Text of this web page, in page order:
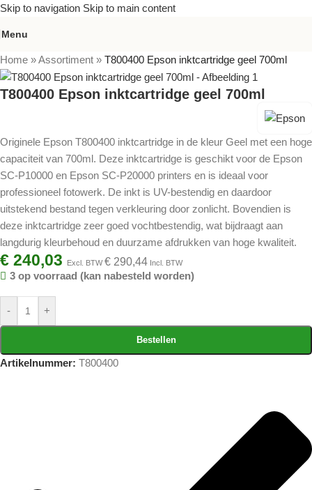
Skip to navigation Skip to main content
Menu
Home »Assortiment » T800400 Epson inktcartridge geel 700ml
T800400 Epson inktcartridge geel 700ml
Originele Epson T800400 inktcartridge in de kleur Geel met een hoge
capaciteit van 700ml. Deze inktcartridge is geschikt voor de Epson
SC-P10000 en Epson SC-P20000 printers en is ideaal voor
professioneel fotowerk. De inkt is UV-bestendig en daardoor
uitstekend bestand tegen verkleuring door zonlicht. Bovendien is
deze inktcartridge zeer goed vochtbestendig, wat bijdraagt aan
langdurig kleurbehoud en duurzame afdrukken van hoge kwaliteit.
€ 240,03 Excl. BTW€ 290,44 Incl. BTW
3 op voorraad (kan nabesteld worden)
- +
Bestellen
Artikelnummer: T800400